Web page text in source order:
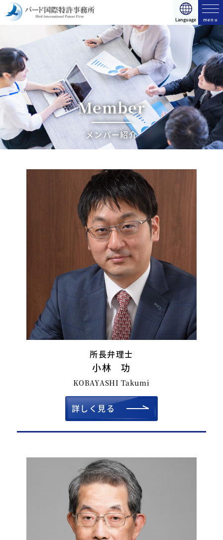
Language
日本語
English
简体中文
日本語
English
简体中文
Member
メンバー紹介
所長弁理士
小林 功
KOBAYASHI Takumi
詳しく見る
サービスのご案内
事務所紹介
メンバー紹介
お知らせ
プライバシーポリシー
055-253-2111
営業時間 ／ 9：00～18：00（月曜日～金曜日）
※土・日・祝日休み
お問合せフォーム
24時間ご利用可能
※ご連絡までに数日かかる場合がございます